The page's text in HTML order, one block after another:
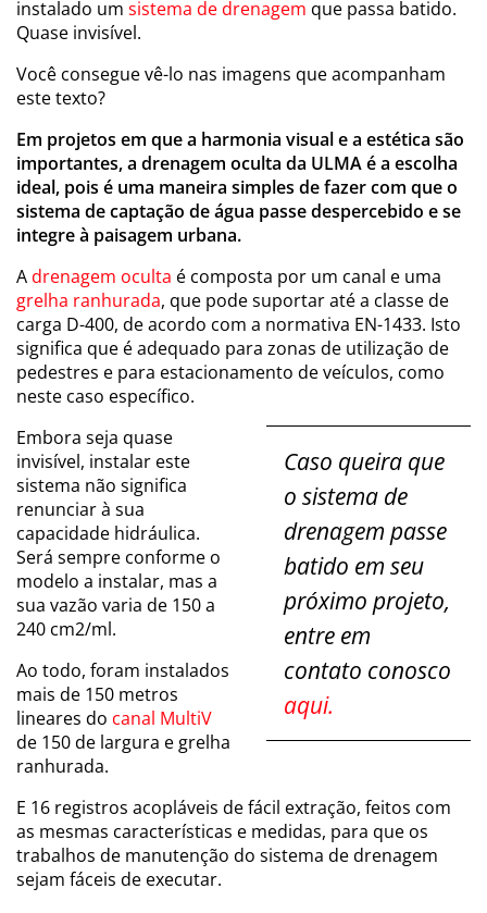
instalado um sistema de drenagem que passa batido.
Quase invisível.
Você consegue vê-lo nas imagens que acompanham
este texto?
Em projetos em que a harmonia visual e a estética são
importantes, a drenagem oculta da ULMA é a escolha
ideal, pois é uma maneira simples de fazer com que o
sistema de captação de água passe despercebido e se
integre à paisagem urbana.
Adrenagem oculta é composta por um canal e uma
grelha ranhurada, que pode suportar até a classe de
carga D-400, de acordo com a normativa EN-1433. Isto
significa que é adequado para zonas de utilização de
pedestres e para estacionamento de veículos, como
neste caso específico.
Caso queira que
o sistema de
drenagem passe
batido em seu
próximo projeto,
entre em
contato conosco
aqui.
Embora seja quase
invisível, instalar este
sistema não significa
renunciar à sua
capacidade hidráulica.
Será sempre conforme o
modelo a instalar, mas a
sua vazão varia de 150 a
240 cm2/ml.
Ao todo, foram instalados
mais de 150 metros
lineares do canal MultiV
de 150 de largura e grelha
ranhurada.
E 16 registros acopláveis de fácil extração, feitos com
as mesmas características e medidas, para que os
trabalhos de manutenção do sistema de drenagem
sejam fáceis de executar.